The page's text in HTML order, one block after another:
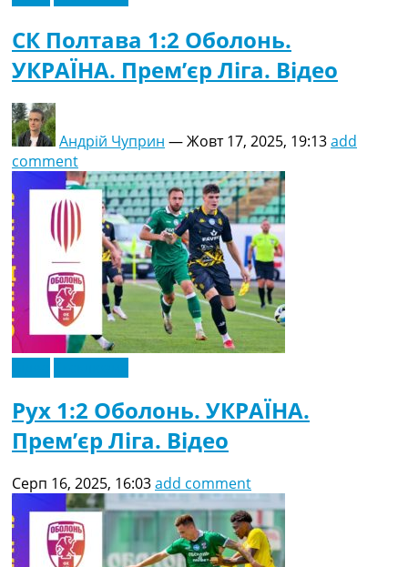
СК Полтава 1:2 Оболонь.
УКРАЇНА. Прем’єр Ліга. Відео
Андрій Чуприн —Жовт 17, 2025, 19:13add
comment
Рух 1:2 Оболонь. УКРАЇНА.
Прем’єр Ліга. Відео
Серп 16, 2025, 16:03add comment